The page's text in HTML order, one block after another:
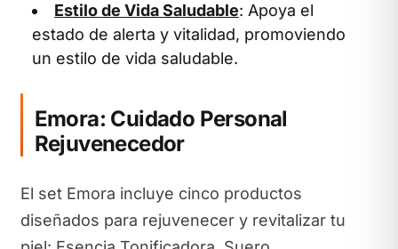
Estilo de Vida Saludable: Apoya el
estado de alerta y vitalidad, promoviendo
un estilo de vida saludable.
Emora: Cuidado Personal
Rejuvenecedor
El set Emora incluye cinco productos
diseñados para rejuvenecer y revitalizar tu